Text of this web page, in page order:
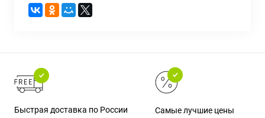
Быстрая доставка по России Самые лучшие цены